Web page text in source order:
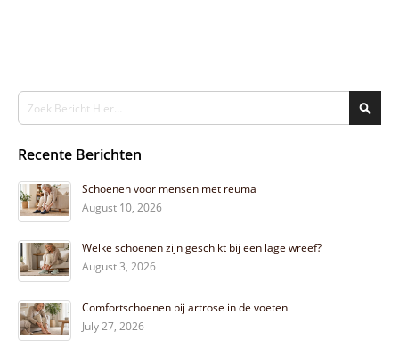
Search
Recente Berichten
Schoenen voor mensen met reuma
August 10, 2026
Welke schoenen zijn geschikt bij een lage wreef?
August 3, 2026
Comfortschoenen bij artrose in de voeten
July 27, 2026